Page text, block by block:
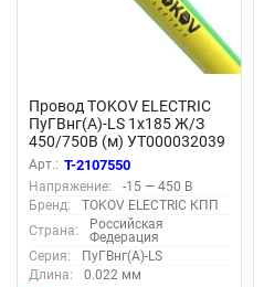
Провод TOKOV ELECTRIC
ПуГВнг(А)-LS 1х185 Ж/З
450/750В (м) УТ000032039
Арт.: T-2107550
Напряжение:
-15 — 450 В
Бренд:
TOKOV ELECTRIC КПП
Страна:
Российская
Федерация
Серия:
ПуГВнг(А)-LS
Длина:
0.022 мм